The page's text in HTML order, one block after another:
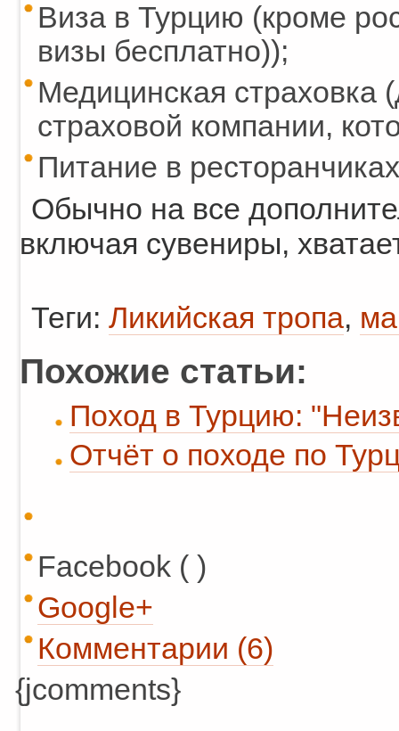
Виза в Турцию (кроме
визы бесплатно));
Медицинская страховка
страховой компании,
Питание в
Обычно на все
включая сувениры,
Теги: Ликийская тропа,
Похожие статьи:
Поход в Турцию:
Отчёт о походе по
Facebook ( )
Google+
Комментарии (6)
{jcomments}